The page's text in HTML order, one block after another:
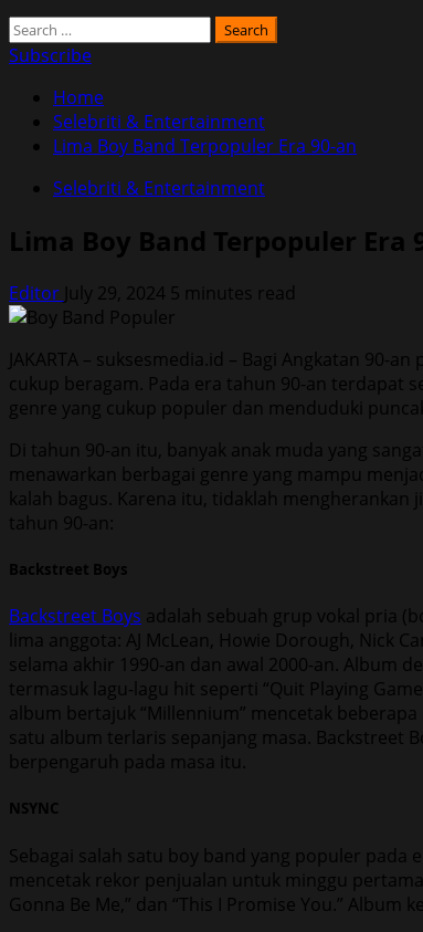
Search
for:
Subscribe
Home
Selebriti & Entertainment
Lima Boy Band Terpopuler Era 90-an
Selebriti & Entertainment
Lima Boy Band Terpopuler Era
Editor July 29, 2024 5 minutes read
JAKARTA – suksesmedia.id – Bagi Angkatan
cukup beragam. Pada era tahun 90-an terdapat
genre yang cukup populer dan menduduki
Di tahun 90-an itu, banyak anak muda yang
menawarkan berbagai genre yang mampu
kalah bagus. Karena itu, tidaklah
tahun 90-an:
Backstreet Boys
Backstreet Boys adalah sebuah grup vokal pria
lima anggota: AJ McLean, Howie Dorough, Nick
selama akhir 1990-an dan awal 2000-an. Album
termasuk lagu-lagu hit seperti “Quit Playing
album bertajuk “Millennium” mencetak beberapa
satu album terlaris sepanjang masa. Backstreet
berpengaruh pada masa itu.
NSYNC
Sebagai salah satu boy band yang populer pada
mencetak rekor penjualan untuk minggu
Gonna Be Me,” dan “This I Promise You.” Album